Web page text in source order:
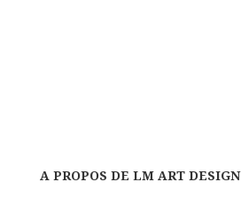
A PROPOS DE LM ART DESIGN